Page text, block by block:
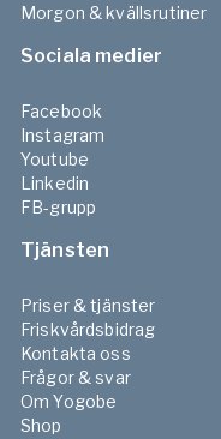
Morgon & kvällsrutiner
Sociala medier
Facebook
Instagram
Youtube
Linkedin
FB-grupp
Tjänsten
Priser & tjänster
Friskvårdsbidrag
Kontakta oss
Frågor & svar
Om Yogobe
Shop